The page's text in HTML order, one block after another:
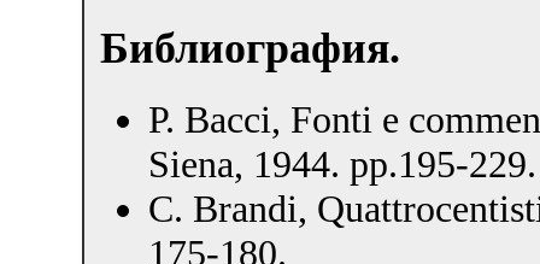
Библиография.
P. Bacci, Fonti e
Siena, 1944. pp.195-229.
C. Brandi,
175-180.